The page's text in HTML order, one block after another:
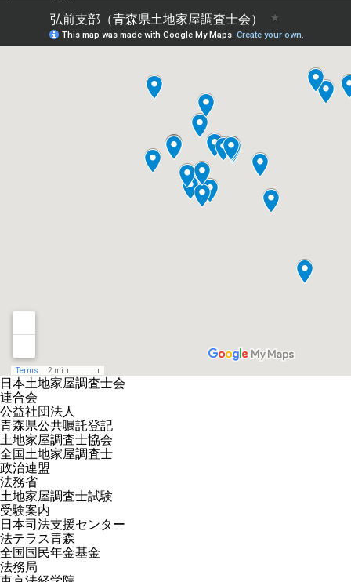
日本土地家屋調査士会
連合会
公益社団法人
青森県公共嘱託登記
土地家屋調査士協会
全国土地家屋調査士
政治連盟
法務省
土地家屋調査士試験
受験案内
日本司法支援センター
法テラス青森
全国国民年金基金
法務局